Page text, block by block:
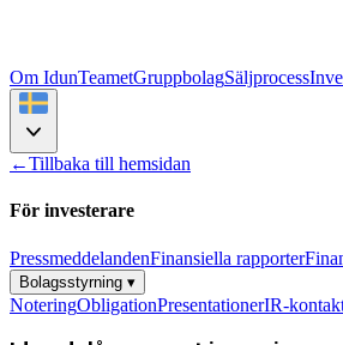
Om IdunTeametGruppbolagSäljprocess
←Tillbaka till hemsidan
För investerare
PressmeddelandenFinansiella rapporter
Bolagsstyrning ▾
NoteringObligationPresentationerIR-